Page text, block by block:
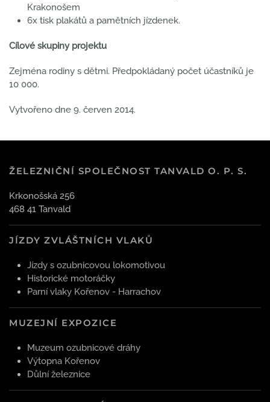
Krakonošem
6x tisk plakátů a pamětních jízdenek.
Cílové skupiny projektu
Zejména rodiny s dětmi. Předpokládaný počet účastníků je
10 000.
Vytvořeno dne 9. červen 2014.
ŽELEZNIČNÍ SPOLEČNOST TANVALD O. P. S.
Krkonošská 256
468 41 Tanvald
JÍZDY ZVLÁŠTNÍCH VLAKŮ
Jízdy s ozubnicovou lokomotivou
Historické motoráčky
Parní vlaky Kořenov - Harrachov
MUZEJNÍ EXPOZICE
Muzeum ozubnicové dráhy
Výtopna Kořenov
Důlní železnice